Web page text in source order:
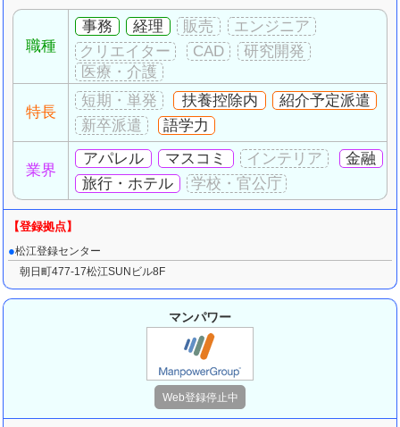
職種
事務 経理
特長
扶養控除内
紹介予定派遣
語学力
業界
アパレル マスコミ
金融
旅行・ホテル
松江登録センター
朝日町477-17松江SUNビル8F
マンパワー